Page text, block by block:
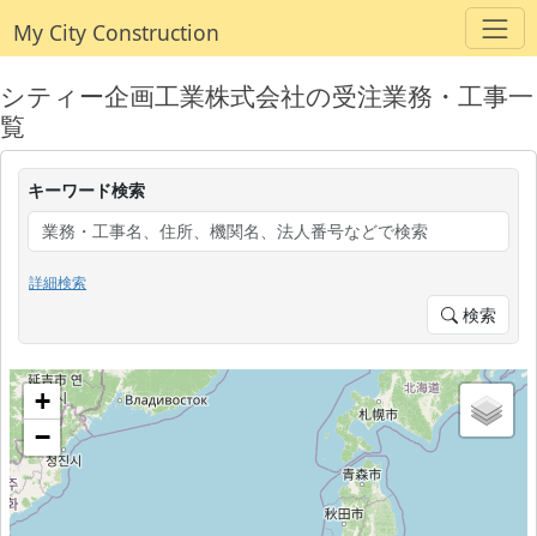
My City Construction
シティー企画工業株式会社の受注業務・工事一
覧
キーワード検索
詳細検索
検索
+
−